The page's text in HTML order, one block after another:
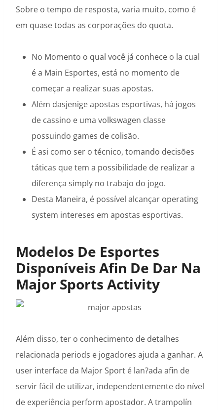
Sobre o tempo de resposta, varia muito, como é
em quase todas as corporações do quota.
No Momento o qual você já conhece o la cual
é a Main Esportes, está no momento de
começar a realizar suas apostas.
Além dasjenige apostas esportivas, há jogos
de cassino e uma volkswagen classe
possuindo games de colisão.
É asi como ser o técnico, tomando decisões
táticas que tem a possibilidade de realizar a
diferença simply no trabajo do jogo.
Desta Maneira, é possível alcançar operating
system intereses em apostas esportivas.
Modelos De Esportes
Disponíveis Afin De Dar Na
Major Sports Activity
Além disso, ter o conhecimento de detalhes
relacionada periods e jogadores ajuda a ganhar. A
user interface da Major Sport é lan?ada afin de
servir fácil de utilizar, independentemente do nível
de experiência perform apostador. A trampolín